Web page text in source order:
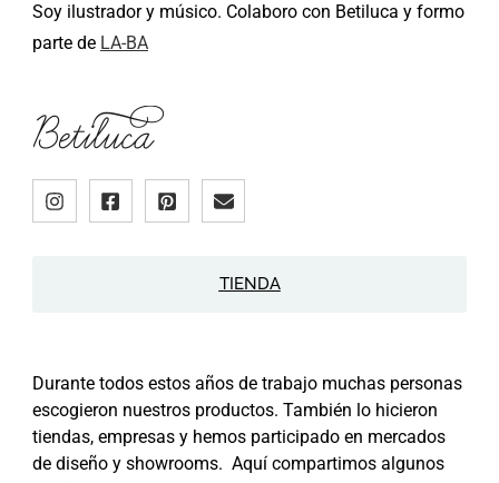
Soy ilustrador y músico. Colaboro con Betiluca y formo
parte de LA-BA
TIENDA
Durante todos estos años de trabajo muchas personas
escogieron nuestros productos. También lo hicieron
tiendas, empresas y hemos participado en mercados
de diseño y showrooms. Aquí compartimos algunos